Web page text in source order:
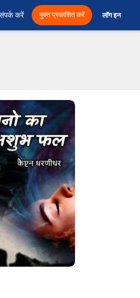
करें मुक्त प्रकाशित करें लॉग इन